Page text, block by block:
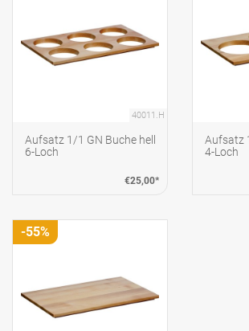
40011.H
Aufsatz 1/1 GN Buche hell
6-Loch
€25,00*
Aufsatz
4-Loch
-55%